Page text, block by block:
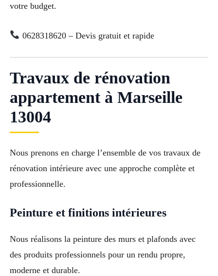
votre budget.
0628318620 – Devis gratuit et rapide
Travaux de rénovation
appartement à Marseille
13004
Nous prenons en charge l’ensemble de vos travaux de
rénovation intérieure avec une approche complète et
professionnelle.
Peinture et finitions intérieures
Nous réalisons la peinture des murs et plafonds avec
des produits professionnels pour un rendu propre,
moderne et durable.